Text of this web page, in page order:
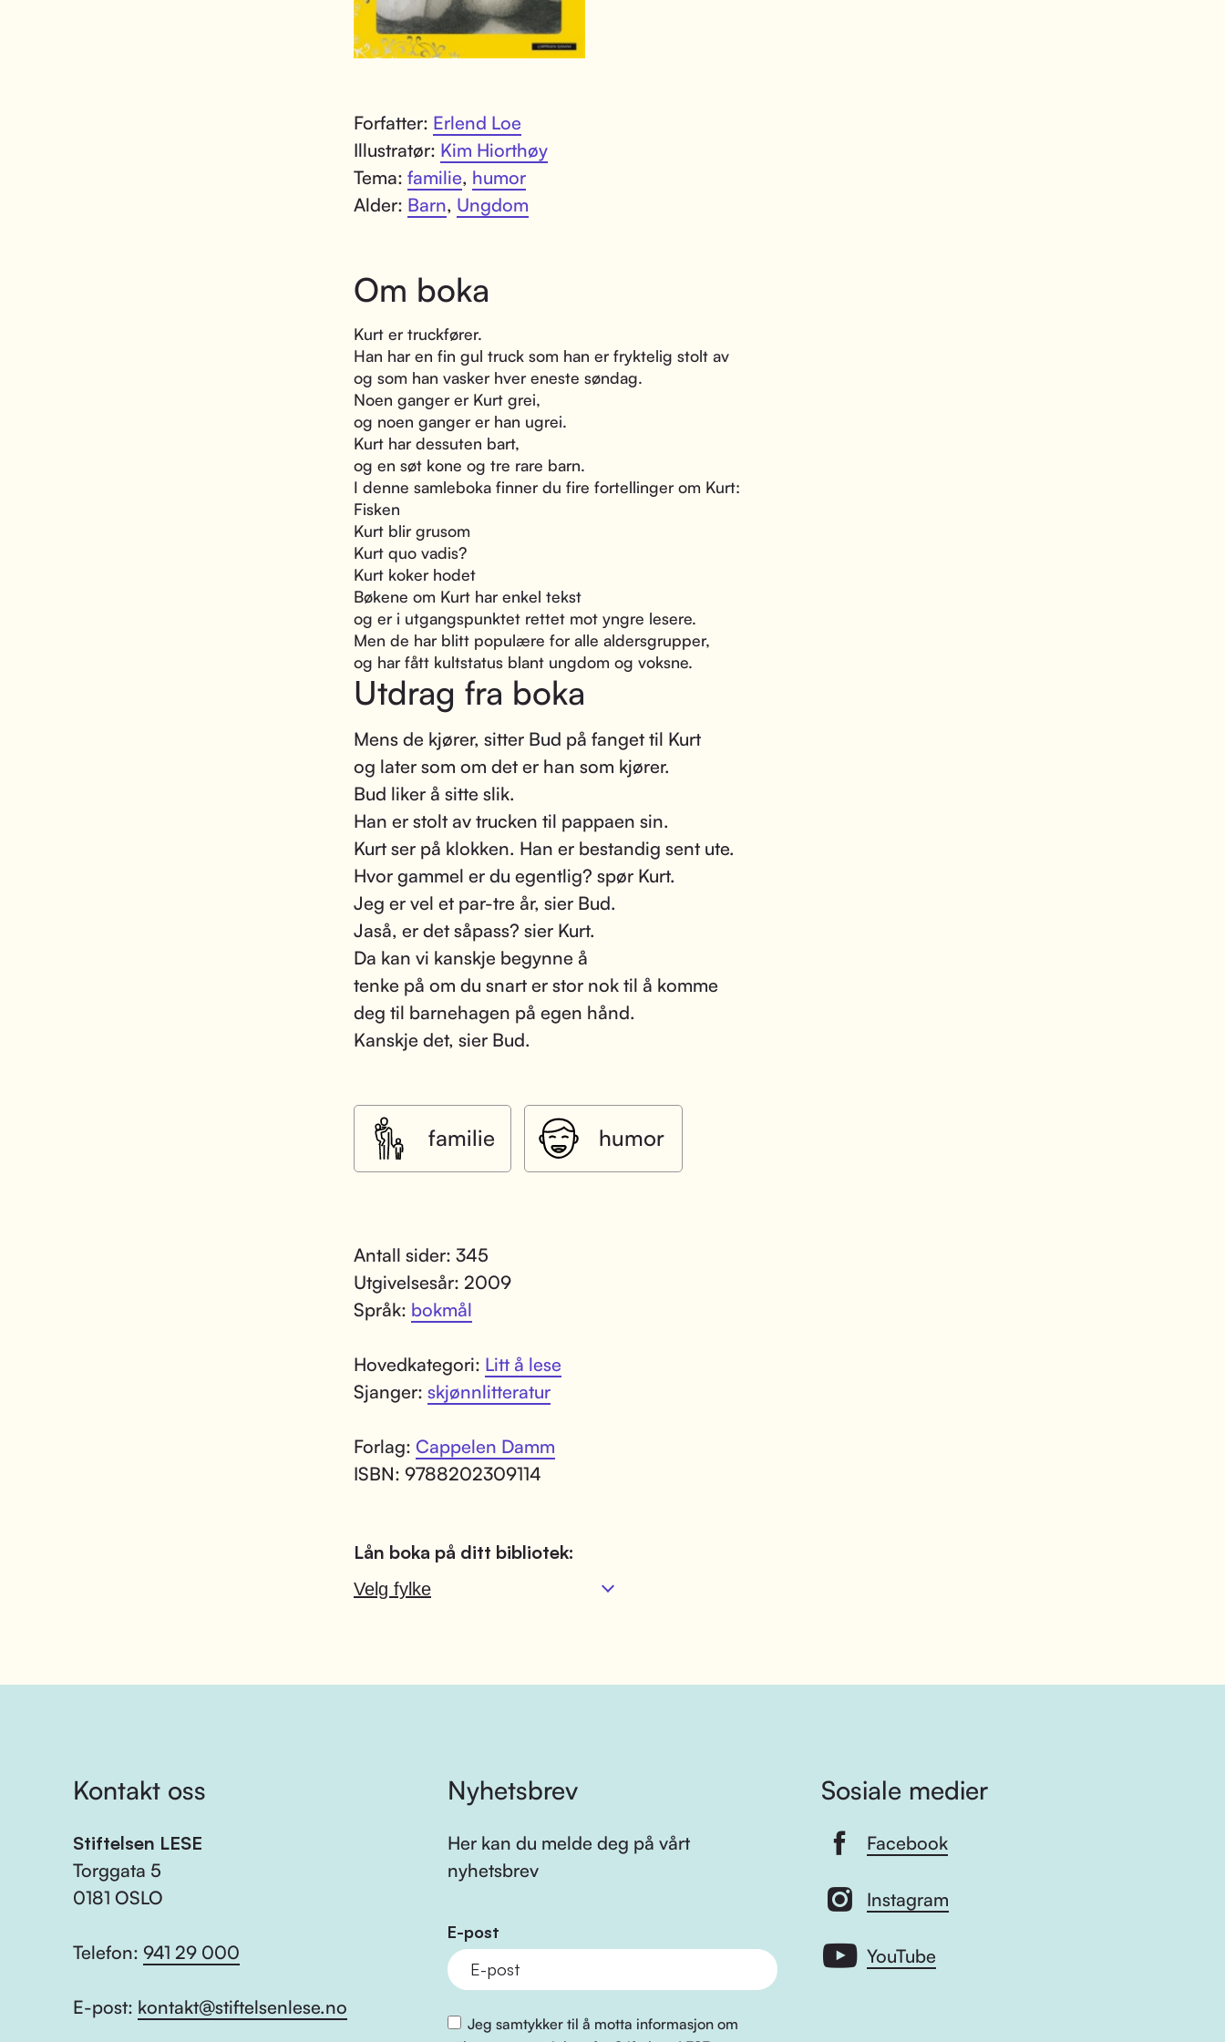
Forfatter: Erlend Loe
Illustratør: Kim Hiorthøy
Tema: familie, humor
Alder: Barn, Ungdom
Om boka
Kurt er truckfører.
Han har en fin gul truck som han er fryktelig stolt av
og som han vasker hver eneste søndag.
Noen ganger er Kurt grei,
og noen ganger er han ugrei.
Kurt har dessuten bart,
og en søt kone og tre rare barn.
I denne samleboka finner du fire fortellinger om Kurt:
Fisken
Kurt blir grusom
Kurt quo vadis?
Kurt koker hodet
Bøkene om Kurt har enkel tekst
og er i utgangspunktet rettet mot yngre lesere.
Men de har blitt populære for alle aldersgrupper,
og har fått kultstatus blant ungdom og voksne.
Utdrag fra boka
Mens de kjører, sitter Bud på fanget til Kurt
og later som om det er han som kjører.
Bud liker å sitte slik.
Han er stolt av trucken til pappaen sin.
Kurt ser på klokken. Han er bestandig sent ute.
Hvor gammel er du egentlig? spør Kurt.
Jeg er vel et par-tre år, sier Bud.
Jaså, er det såpass? sier Kurt.
Da kan vi kanskje begynne å
tenke på om du snart er stor nok til å komme
deg til barnehagen på egen hånd.
Kanskje det, sier Bud.
familie humor
Antall sider: 345
Utgivelsesår: 2009
Språk: bokmål
Hovedkategori: Litt å lese
Sjanger: skjønnlitteratur
Forlag: Cappelen Damm
ISBN: 9788202309114
Lån boka på ditt bibliotek:
Velg fylke
Kontakt oss
Stiftelsen LESE
Torggata 5
0181 OSLO
Telefon: 941 29 000
E-post: kontakt@stiftelsenlese.no
Nyhetsbrev
Her kan du melde deg på vårt
nyhetsbrev
E-post
Jeg samtykker til å motta informasjon om
Sosiale medier
Facebook
Instagram
YouTube